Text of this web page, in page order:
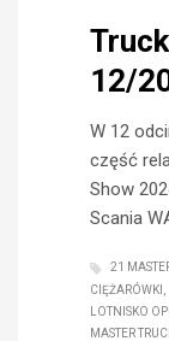
12/
W 12
część
Show
Scania
21
CIĘŻARÓWKI
LOTNISKO
MASTER